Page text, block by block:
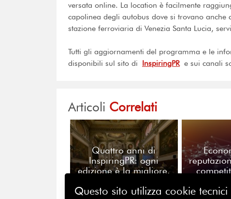
versata online. La location è facilmente
capolinea degli autobus dove si trovano
stazione ferroviaria di Venezia Santa Lucia,
Tutti gli aggiornamenti del programma e le
disponibili sul sito di InspiringPRe sui canali
Articoli Correlati
Quattro anni di
InspiringPR: ogni
edizione è la migliore.
Questo sito utilizza cookie